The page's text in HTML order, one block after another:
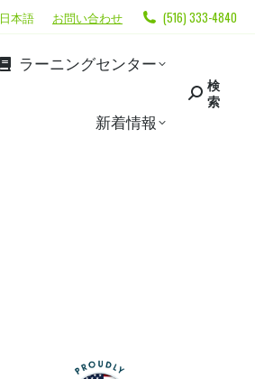
日本語 お問い合わせ (516) 333-4840
ラーニングセンター
新着情報
検
索